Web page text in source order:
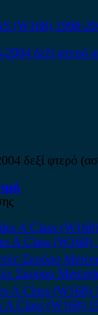
(W168) 1998-
δεξί φτερό
A Class (W168)
Σκούρο
A Class (W168)